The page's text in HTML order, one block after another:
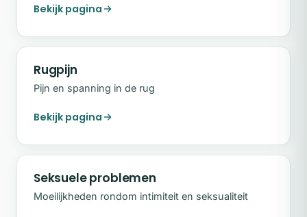
Bekijk pagina
Rugpijn
Pijn en spanning in de rug
Bekijk pagina
Seksuele problemen
Moeilijkheden rondom intimiteit en seksualiteit